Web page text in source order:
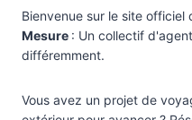
Egypte 4
Equateur
Bienvenue sur le site officiel
Mesure : Un collectif
différemment.
Vous avez un projet de